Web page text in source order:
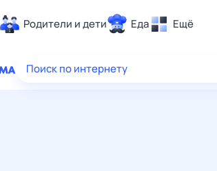
Родители и дети Еда Ещё
Здоровье
Поиск по интернету